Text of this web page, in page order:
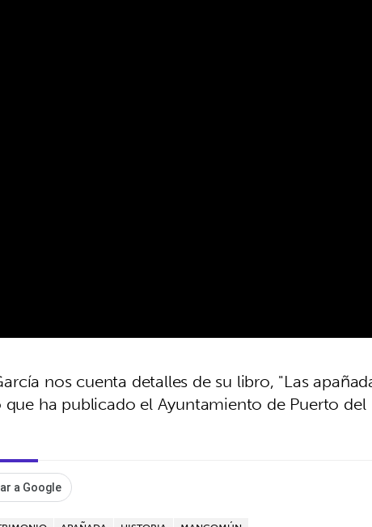
nos cuenta detalles de su libro, "Las
ha publicado el Ayuntamiento de Puerto del
a Google